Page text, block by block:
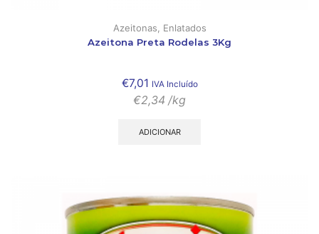
Azeitonas
Enlatados
Azeitona Preta Rodelas 3Kg
€7,01 IVA Incluído
€2,34 /kg
ADICIONAR